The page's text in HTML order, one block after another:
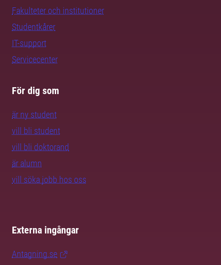
Fakulteter och institutioner
Studentkårer
IT-support
Servicecenter
För dig som
är ny student
vill bli student
vill bli doktorand
är alumn
vill söka jobb hos oss
Externa ingångar
Antagning.se